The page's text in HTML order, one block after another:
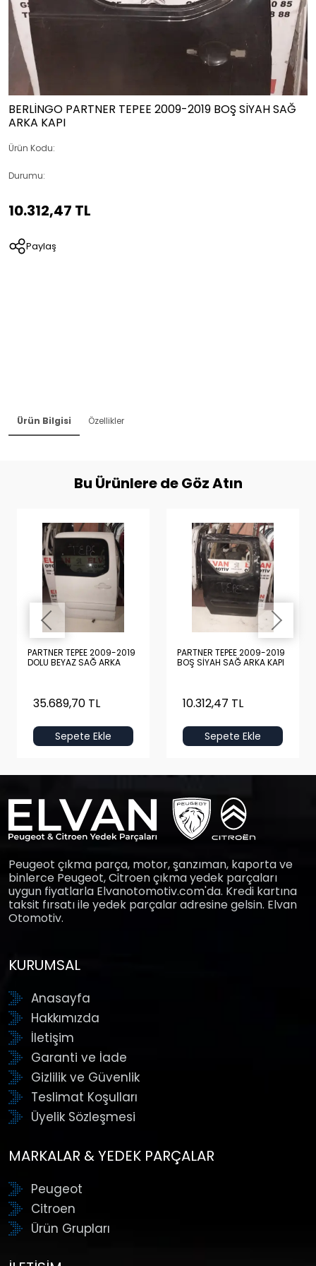
BERLİNGO PARTNER TEPEE 2009-2019 BOŞ SİYAH SAĞ
ARKA KAPI
Ürün Kodu:
Durumu:
10.312,47 TL
Paylaş
Ürün Bilgisi Özellikler
Bu Ürünlere de Göz Atın
PARTNER TEPEE 2009-2019
DOLU BEYAZ SAĞ ARKA
35.689,70 TL
Sepete Ekle
PARTNER TEPEE 2009-2019
BOŞ SİYAH SAĞ ARKA KAPI
10.312,47 TL
Sepete Ekle
Peugeot çıkma parça, motor, şanzıman, kaporta ve
binlerce Peugeot, Citroen çıkma yedek parçaları
uygun fiyatlarla Elvanotomotiv.com'da. Kredi kartına
taksit fırsatı ile yedek parçalar adresine gelsin. Elvan
Otomotiv.
KURUMSAL
Anasayfa
Hakkımızda
İletişim
Garanti ve İade
Gizlilik ve Güvenlik
Teslimat Koşulları
Üyelik Sözleşmesi
MARKALAR & YEDEK PARÇALAR
Peugeot
Citroen
Ürün Grupları